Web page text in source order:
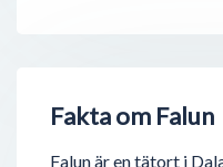
Fakta om Falun
Falun är en tätort i